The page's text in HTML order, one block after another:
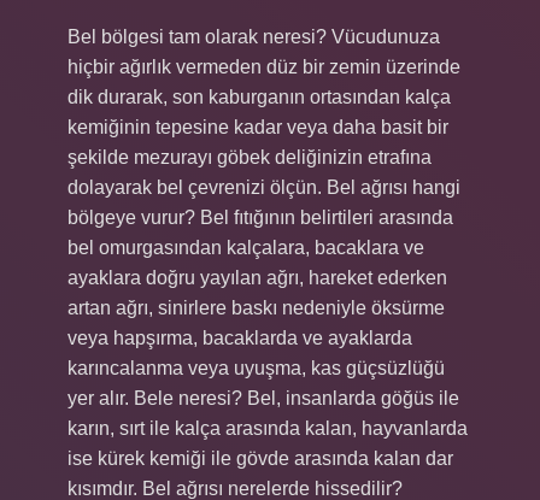
Bel bölgesi tam olarak neresi? Vücudunuza
hiçbir ağırlık vermeden düz bir zemin üzerinde
dik durarak, son kaburganın ortasından kalça
kemiğinin tepesine kadar veya daha basit bir
şekilde mezurayı göbek deliğinizin etrafına
dolayarak bel çevrenizi ölçün. Bel ağrısı hangi
bölgeye vurur? Bel fıtığının belirtileri arasında
bel omurgasından kalçalara, bacaklara ve
ayaklara doğru yayılan ağrı, hareket ederken
artan ağrı, sinirlere baskı nedeniyle öksürme
veya hapşırma, bacaklarda ve ayaklarda
karıncalanma veya uyuşma, kas güçsüzlüğü
yer alır. Bele neresi? Bel, insanlarda göğüs ile
karın, sırt ile kalça arasında kalan, hayvanlarda
ise kürek kemiği ile gövde arasında kalan dar
kısımdır. Bel ağrısı nerelerde hissedilir?